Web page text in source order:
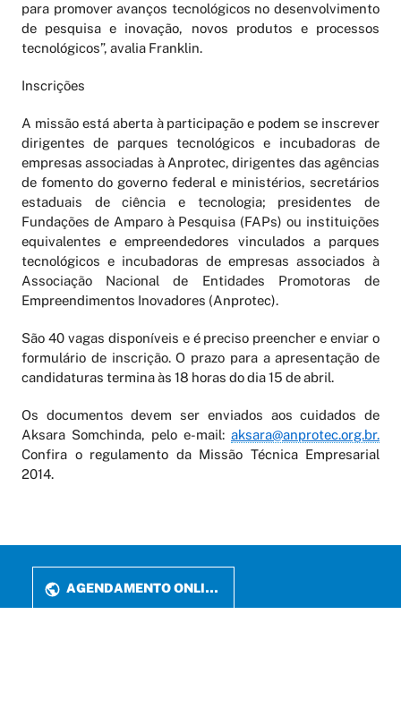
para promover avanços tecnológicos no desenvolvimento
de pesquisa e inovação, novos produtos e processos
tecnológicos”, avalia Franklin.
Inscrições
A missão está aberta à participação e podem se inscrever
dirigentes de parques tecnológicos e incubadoras de
empresas associadas à Anprotec, dirigentes das agências
de fomento do governo federal e ministérios, secretários
estaduais de ciência e tecnologia; presidentes de
Fundações de Amparo à Pesquisa (FAPs) ou instituições
equivalentes e empreendedores vinculados a parques
tecnológicos e incubadoras de empresas associados à
Associação Nacional de Entidades Promotoras de
Empreendimentos Inovadores (Anprotec).
São 40 vagas disponíveis e é preciso preencher e enviar o
formulário de inscrição. O prazo para a apresentação de
candidaturas termina às 18 horas do dia 15 de abril.
Os documentos devem ser enviados aos cuidados de
Aksara Somchinda, pelo e-mail: aksara@anprotec.org.br.
Confira o regulamento da Missão Técnica Empresarial
2014.
AGENDAMENTO ONLINE